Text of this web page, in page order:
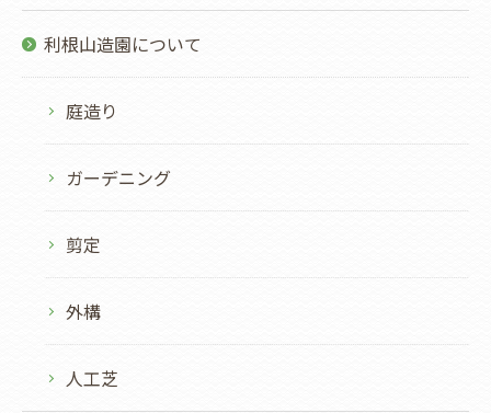
利根山造園について
庭造り
ガーデニング
剪定
外構
人工芝